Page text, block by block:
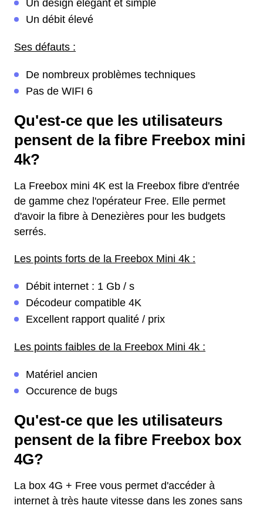
Un design élégant et simple
Un débit élevé
Ses défauts :
De nombreux problèmes techniques
Pas de WIFI 6
Qu'est-ce que les utilisateurs
pensent de la fibre Freebox mini
4k?
La Freebox mini 4K est la Freebox fibre d'entrée
de gamme chez l'opérateur Free. Elle permet
d'avoir la fibre à Denezières pour les budgets
serrés.
Les points forts de la Freebox Mini 4k :
Débit internet : 1 Gb / s
Décodeur compatible 4K
Excellent rapport qualité / prix
Les points faibles de la Freebox Mini 4k :
Matériel ancien
Occurence de bugs
Qu'est-ce que les utilisateurs
pensent de la fibre Freebox box
4G?
La box 4G + Free vous permet d'accéder à
internet à très haute vitesse dans les zones sans